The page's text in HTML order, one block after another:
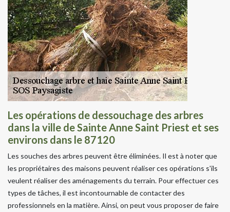
Les opérations de dessouchage des arbres
dans la ville de Sainte Anne Saint Priest et ses
environs dans le 87120
Les souches des arbres peuvent être éliminées. Il est à noter que
les propriétaires des maisons peuvent réaliser ces opérations s'ils
veulent réaliser des aménagements du terrain. Pour effectuer ces
types de tâches, il est incontournable de contacter des
professionnels en la matière. Ainsi, on peut vous proposer de faire